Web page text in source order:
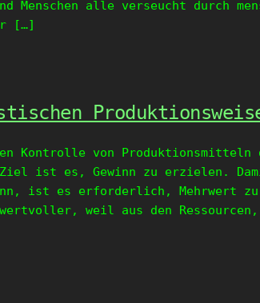
alle verseucht durch
[…]
Kontrolle von Produktionsmitteln
ist es, Gewinn zu erzielen.
ist es erforderlich, Mehrwert
weil aus den